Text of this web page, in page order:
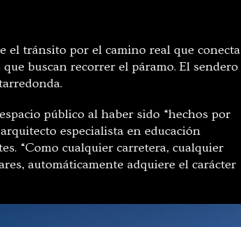
el tránsito por el camino real que conecta
buscan recorrer el páramo. El sendero
público al haber sido “hechos por
especialista en educación
“Como cualquier carretera, cualquier
automáticamente adquiere el carácter